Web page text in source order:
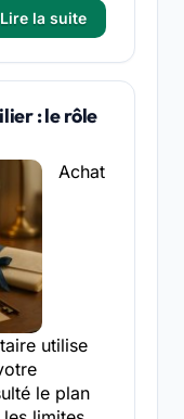
Lire la suite
: le rôle
Achat
utilise
le plan